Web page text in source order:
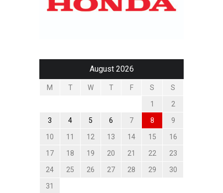
August 2026
M T W T F S S
1 2
3 4 5 6 7 8 9
10 11 12 13 14 15 16
17 18 19 20 21 22 23
24 25 26 27 28 29 30
31